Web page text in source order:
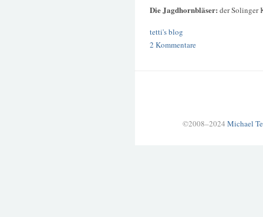
Die Jagdhornbläser: der Solinger
tetti's blog
2 Kommentare
©2008–2024 Michael